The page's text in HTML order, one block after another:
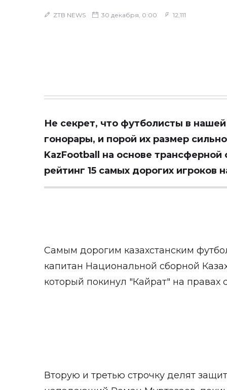
ZTB NEWS 30 декабря, 0:00 12,111
Не секрет, что футболисты в
гонорары, и порой их размер
KazFootball
на основе трансферной
рейтинг 15 самых дорогих игроков
Самым дорогим казахстанским
капитан Национальной сборной
который покинул "Кайрат" на правах
Вторую и третью строчку делят